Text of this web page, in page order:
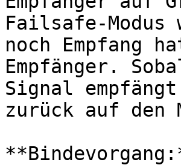
Failsafe-Modus
noch Empfang
Empfänger.
Signal
zurück auf den